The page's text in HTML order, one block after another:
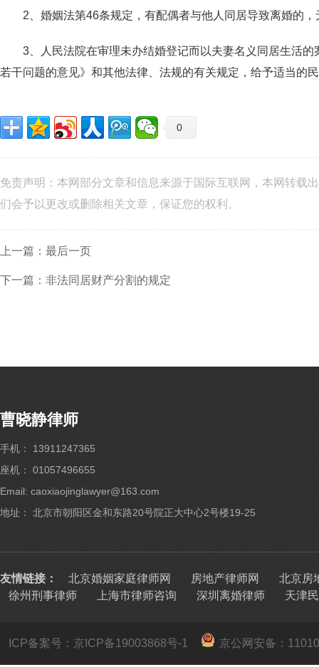
2、婚姻法第46条规定，有配偶者与他人同居导致离婚的，
3、人民法院在审理未办结婚登记而以夫妻名义同居生活的
若干问题的意见》和其他法律、法规的有关规定，给予适当的
0
免责声明：本网部分文章和信息来源于国际互联网，本网转载
们会予以更改或删除相关文章，保证您的权利。
上一篇：最后一页
下一篇：非法同居财产分割的规定
曹晓静律师
手机： 13911247365
座机： 01057496655
Email: caoxiaojinglawyer@163.com
地址： 北京市朝阳区金和东路20号院正大中心2号楼19-25
友情链接： 北京婚姻家庭律师网 房地产律师网
北京房
徐州刑事律师
上海市律师咨询 深圳离婚律师 天津
ICP备案号：京ICP备19003868号-1 京公网安备：